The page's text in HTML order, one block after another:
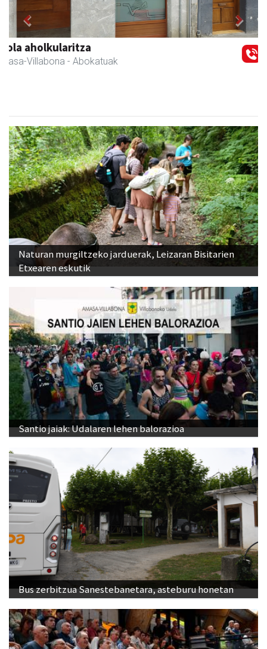
Amasa-Villabonako Udala
Amasa-Villabona - Udaletxeak
Previous Next
Naturan murgiltzeko jarduerak, Leizaran Bisitarien
Etxearen eskutik
Santio jaiak: Udalaren lehen balorazioa
Bus zerbitzua Sanestebanetara, asteburu honetan